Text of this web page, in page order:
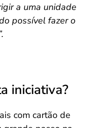
a uma unidade
possível fazer o
iniciativa?
com cartão de